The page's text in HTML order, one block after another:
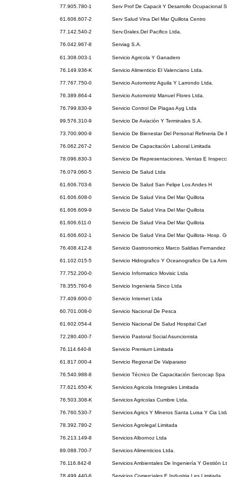
77.905.780-1 Serv Prof De Capacit Y Desarrollo Ocupacional
61.606.607-2 Serv Salud Vina Del Mar Quillota Centro
77.142.540-2 Serv.Grales.Del Pacifico Ltda.
76.042.967-8 Serviag S.A.
61.308.003-1 Servicio Agricola Y Ganadero
76.149.936-K Servicio Alimenticio El Valenciano Ltda.
77.767.750-0 Servicio Automotriz Aguila Y Larrondo Ltda.
76.389.864-4 Servicio Automotriz Manuel Flores Ltda.
76.799.830-9 Servicio Control De Plagas Ayg Ltda
99.576.310-9 Servicio De Aviación Y Terminales S.A.
73.700.900-9 Servicio De Bienestar Del Personal Refineria De
76.062.267-2 Servicio De Capacitación Laboral Limitada
78.096.830-3 Servicio De Representaciones, Ventas E
76.079.060-5 Servicio De Salud Ltda
61.606.703-6 Servicio De Salud San Felipe Los Andes H
61.606.608-0 Servicio De Salud Vina Del Mar Quillota
61.606.609-9 Servicio De Salud Vina Del Mar Quillota
61.606.611-0 Servicio De Salud Vina Del Mar Quillota
61.606.602-1 Servicio De Salud Vina Del Mar Quillota- Hosp.
76.408.412-8 Servicio Gastronomico Marco Saldias Fernandez
61.102.015-5 Servicio Hidrografico Y Oceanografico De La
77.752.200-0 Servicio Informatico Movisic Ltda
78.355.760-6 Servicio Ingenieria Sinco Ltda
77.409.600-0 Servicio Internet Ltda
60.701.008-0 Servicio Nacional De Pesca
61.602.054-4 Servicio Nacional De Salud Hospital Carl
72.280.400-7 Servicio Pastoral Social Asuncionista
76.114.640-8 Servicio Premium Limitada
61.817.000-4 Servicio Regional De Valparaiso
76.540.988-8 Servicio Técnico De Capacitación Sercocap Spa
77.621.650-K Servicios Agricola Integrales Limitada
76.503.308-K Servicios Agricolas Cumbre Ltda.
76.760.530-7 Servicios Agrics Y Mineros Santa Luisa Y Cia
78.392.780-2 Servicios Agrolegal Limitada
76.213.149-8 Servicios Albornoz Ltda
89.088.700-7 Servicios Alimenticios Ltda.
76.116.842-8 Servicios Ambientales De Ingeniería Y Gestión
78.499.440-6 Servicios Comerciales E Industria Les Limitada